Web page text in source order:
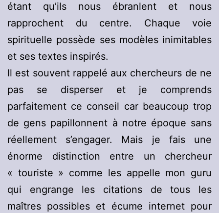
étant qu’ils nous ébranlent et nous
rapprochent du centre. Chaque voie
spirituelle possède ses modèles inimitables
et ses textes inspirés.
Il est souvent rappelé aux chercheurs de ne
pas se disperser et je comprends
parfaitement ce conseil car beaucoup trop
de gens papillonnent à notre époque sans
réellement s’engager. Mais je fais une
énorme distinction entre un chercheur
« touriste » comme les appelle mon guru
qui engrange les citations de tous les
maîtres possibles et écume internet pour